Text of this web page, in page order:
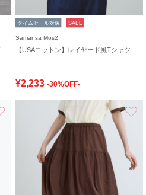
タイムセール対象 SALE
Samansa Mos2
【USAコットン】レイヤード風Tシャツ
¥2,233 -30%OFF-